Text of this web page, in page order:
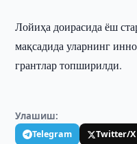
Лойиҳа доирасида ёш
мақсадида уларнинг
грантлар топширилди.
Улашиш:
Telegram Twitter/X